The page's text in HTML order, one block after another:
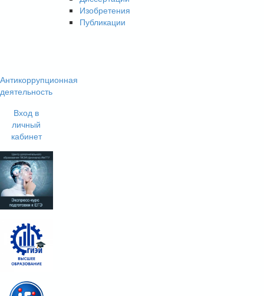
Изобретения
Публикации
Антикоррупционная
деятельность
Вход в
личный
кабинет